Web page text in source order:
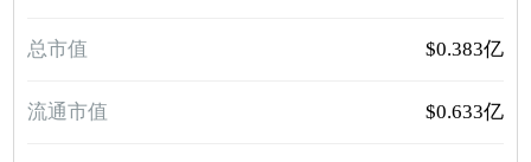
总市值 $0.383亿
流通市值 $0.633亿